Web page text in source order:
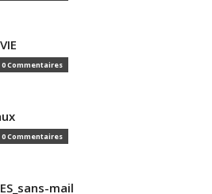
0 Commentaires
0 Commentaires
mail